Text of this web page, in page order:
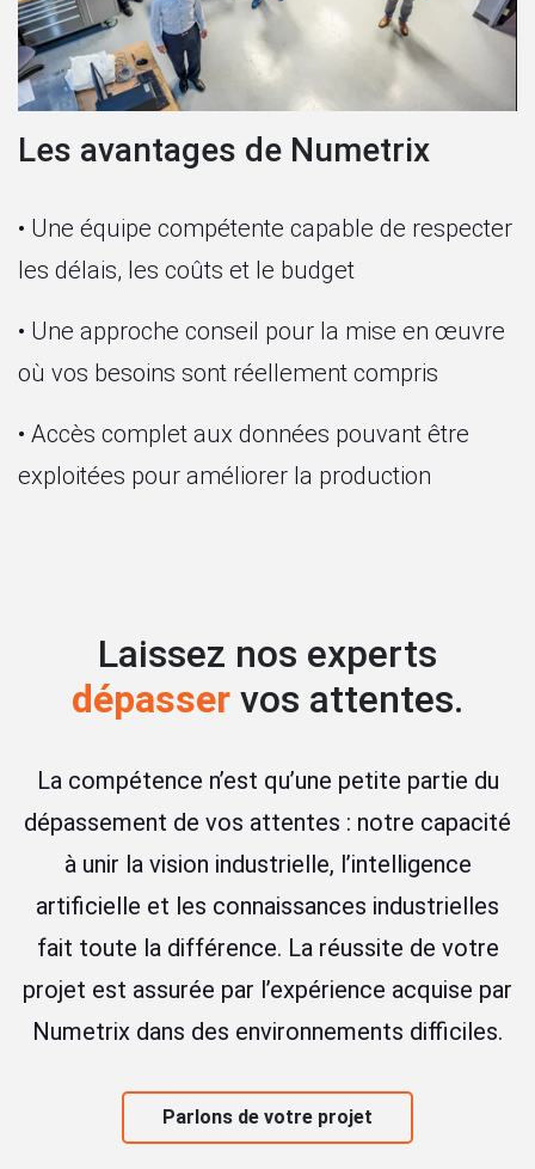
Les avantages de Numetrix
• Une équipe compétente capable de respecter
les délais, les coûts et le budget
• Une approche conseil pour la mise en œuvre
où vos besoins sont réellement compris
• Accès complet aux données pouvant être
exploitées pour améliorer la production
Laissez nos experts
dépasser vos attentes.
La compétence n’est qu’une petite partie du
dépassement de vos attentes : notre capacité
à unir la vision industrielle, l’intelligence
artificielle et les connaissances industrielles
fait toute la différence. La réussite de votre
projet est assurée par l’expérience acquise par
Numetrix dans des environnements difficiles.
Parlons de votre projet